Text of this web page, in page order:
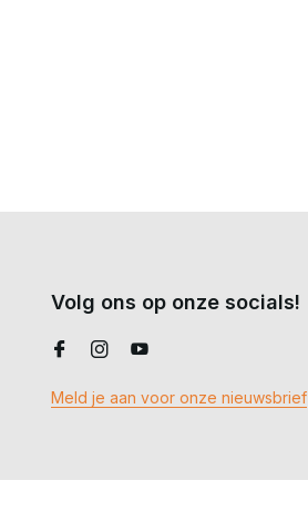
Volg ons op onze socials!
Meld je aan voor onze nieuwsbrief